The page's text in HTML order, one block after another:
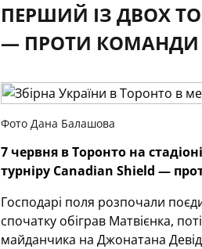
ПЕРШИЙ ІЗ ДВОХ
— ПРОТИ КОМАНДИ
Фото Дана Балашова
7 червня в Торонто на
турніру Canadian Shield —
Господарі поля розпочали
спочатку обіграв Матвієнка,
майданчика на Джонатана